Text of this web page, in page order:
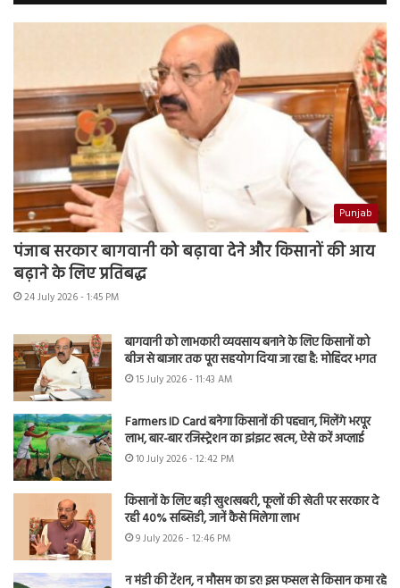
Punjab
पंजाब सरकार बागवानी को बढ़ावा देने और किसानों की आय
बढ़ाने के लिए प्रतिबद्ध
24 July 2026 - 1:45 PM
बागवानी को लाभकारी व्यवसाय बनाने के लिए किसानों को
बीज से बाजार तक पूरा सहयोग दिया जा रहा है: मोहिंदर भगत
15 July 2026 - 11:43 AM
Farmers ID Card बनेगा किसानों की पहचान, मिलेंगे भरपूर
लाभ, बार-बार रजिस्ट्रेशन का झंझट खत्म, ऐसे करें अप्लाई
10 July 2026 - 12:42 PM
किसानों के लिए बड़ी खुशखबरी, फूलों की खेती पर सरकार दे
रही 40% सब्सिडी, जानें कैसे मिलेगा लाभ
9 July 2026 - 12:46 PM
न मंडी की टेंशन, न मौसम का डर! इस फसल से किसान कमा रहे